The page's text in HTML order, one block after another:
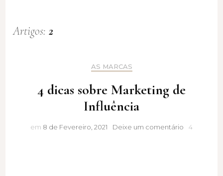
Artigos:2
AS MARCAS
4 dicas sobre Marketing de
Influência
em 8 de Fevereiro, 2021 Deixe um comentário 4